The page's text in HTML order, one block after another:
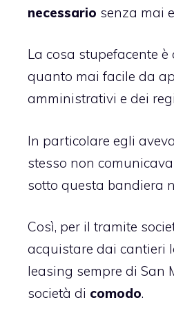
necessario senza mai
La cosa stupefacente è
quanto mai facile da
amministrativi e dei
In particolare egli
stesso non
sotto questa bandiera
Così, per il tramite
acquistare dai cantieri
leasing sempre di San
società di comodo.